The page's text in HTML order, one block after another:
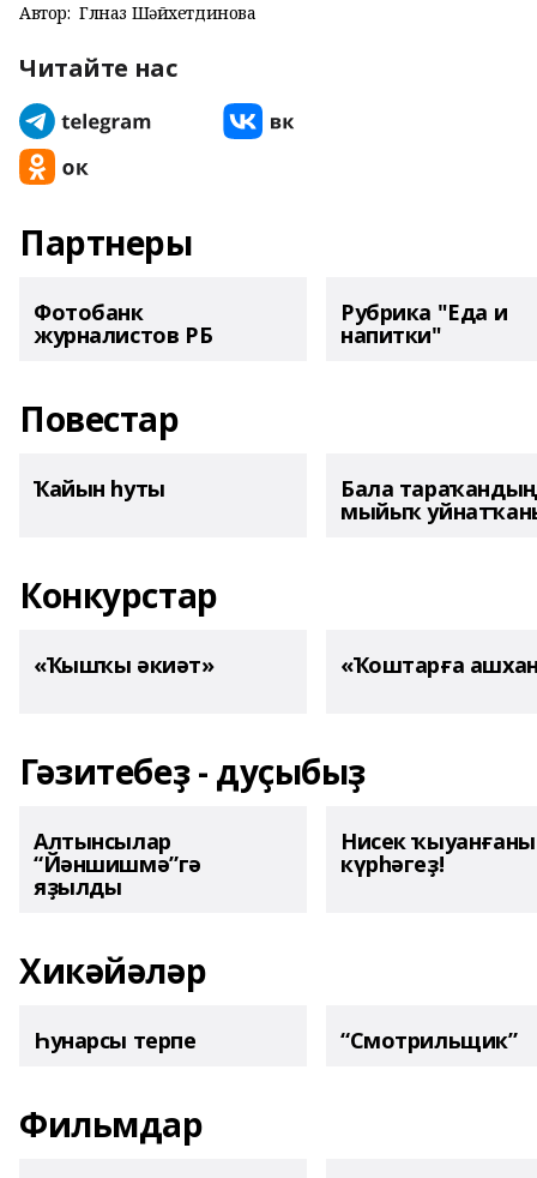
Автор: Гөлназ Шәйхетдинова
Читайте нас
Партнеры
Фотобанк
журналистов РБ
Рубрика "Еда и
напитки"
Повестар
Ҡайын һуты Бала тараҡандың
мыйыҡ
Конкурстар
«Ҡышҡы әкиәт» «Ҡоштарға
Гәзитебеҙ - дуҫыбыҙ
Алтынсылар
“Йәншишмә”гә
яҙылды
Нисек
күрһәгеҙ!
Хикәйәләр
Һунарсы терпе “Смотрильщик”
Фильмдар